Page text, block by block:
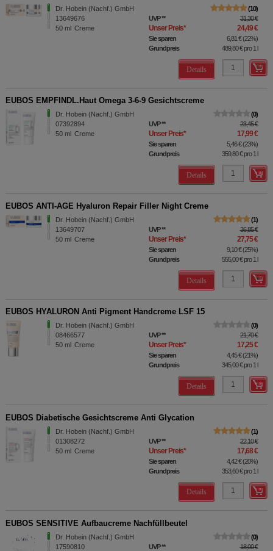
Dr. Hobein (Nachf.) GmbH
13649676
50 ml Creme
10
UVP** 31,30 €
Unser Preis* 24,49 €
Sie sparen 6,81 €(22%)
Grundpreis
489,80 €pro 1 l
Details
EUBOS EMPFINDL.Haut Omega 3-6-9 Gesichtscreme
Dr. Hobein (Nachf.) GmbH
07392894
50 ml Creme
0
UVP** 23,45 €
Unser Preis* 17,99 €
Sie sparen 5,46 €(23%)
Grundpreis
359,80 €pro 1 l
Details
EUBOS ANTI-AGE Hyaluron Repair Filler Night Creme
Dr. Hobein (Nachf.) GmbH
13649707
50 ml Creme
1
UVP** 36,85 €
Unser Preis* 27,75 €
Sie sparen 9,10 €(25%)
Grundpreis
555,00 €pro 1 l
Details
EUBOS HYALURON Anti Pigment Handcreme LSF 15
Dr. Hobein (Nachf.) GmbH
08466577
50 ml Creme
0
UVP** 21,70 €
Unser Preis* 17,25 €
Sie sparen 4,45 €(21%)
Grundpreis
345,00 €pro 1 l
Details
EUBOS Diabetische Gesichtscreme Anti Glycation
Dr. Hobein (Nachf.) GmbH
01308272
50 ml Creme
1
UVP** 22,10 €
Unser Preis* 17,68 €
Sie sparen 4,42 €(20%)
Grundpreis
353,60 €pro 1 l
Details
EUBOS SENSITIVE Aufbaucreme Nachfüllbeutel
Dr. Hobein (Nachf.) GmbH
17590810
0
UVP** 18,00 €